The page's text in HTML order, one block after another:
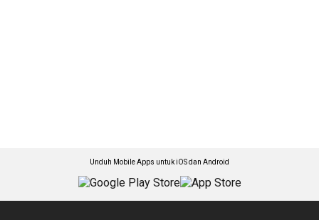
Unduh Mobile Apps untuk iOS dan Android